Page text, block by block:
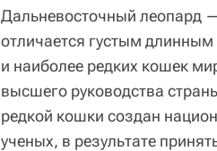
Дальневосточный леопард
отличается густым
и наиболее редких кошек
высшего руководства
редкой кошки создан
ученых, в результате